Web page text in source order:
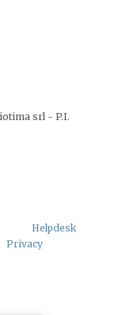
srl - P.I.
Helpdesk
Privacy